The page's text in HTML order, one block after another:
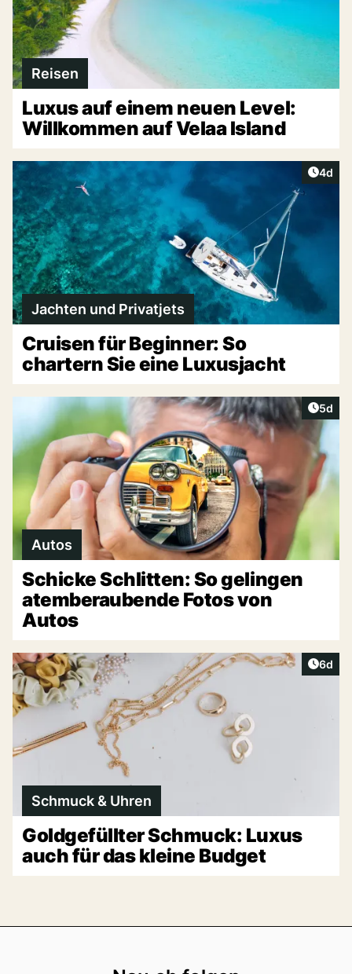
Reisen
Luxus auf einem neuen Level:
Willkommen auf Velaa Island
4d
Jachten und Privatjets
Cruisen für Beginner: So
chartern Sie eine Luxusjacht
5d
Autos
Schicke Schlitten: So gelingen
atemberaubende Fotos von
Autos
6d
Schmuck & Uhren
Goldgefüllter Schmuck: Luxus
auch für das kleine Budget